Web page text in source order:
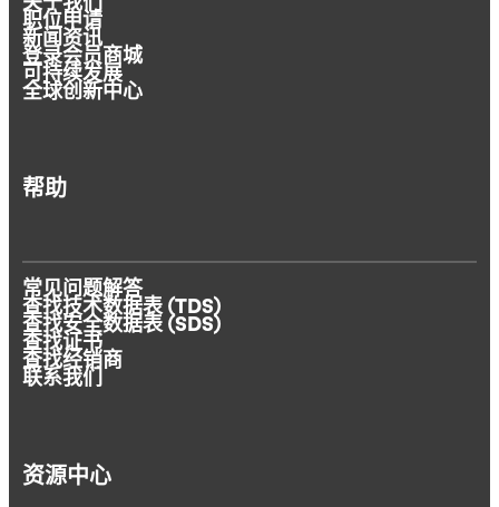
职位申请
新闻资讯
登录会员商城
可持续发展
全球创新中心
帮助
常见问题解答
查找技术数据表 (TDS)
查找安全数据表 (SDS)
查找证书
查找经销商
联系我们
资源中心